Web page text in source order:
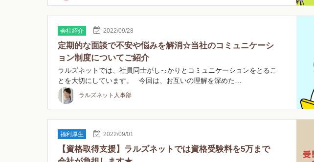
会社紹介 2022/09/28
定期的な面談で不安や悩みを解消☆当社のコミュニケーシ
ョン制度についてご紹介
ラルズネットでは、社員同士がしっかりとコミュニケーションをとるこ
とを大切にしています。 今回は、お互いの理解を深めた…
ラルズネット人事部
福利厚生 2022/09/01
【資格取得支援】ラルズネットでは資格受験料を5万まで